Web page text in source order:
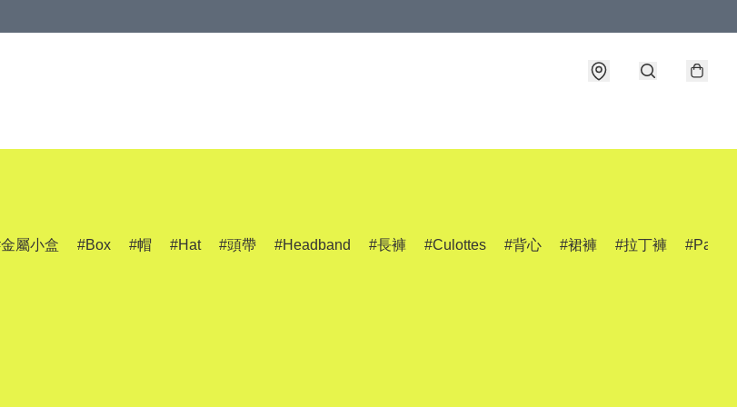
金屬小盒 Box 帽 Hat 頭帶 Headband 長褲 Culottes 背心 裙褲 拉丁褲 Pants